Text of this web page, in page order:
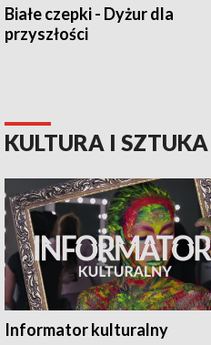
Białe czepki - Dyżur dla
przyszłości
KULTURA I SZTUKA
Informator kulturalny